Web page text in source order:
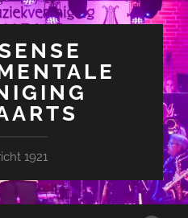
1921